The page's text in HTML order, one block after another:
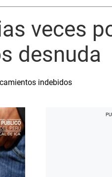
veces
desnuda
indebidos